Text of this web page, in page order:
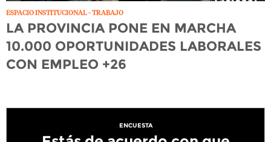
ESPACIO INSTITUCIONAL - TRABAJO
LA PROVINCIA PONE EN MARCHA
10.000 OPORTUNIDADES LABORALES
CON EMPLEO +26
ENCUESTA